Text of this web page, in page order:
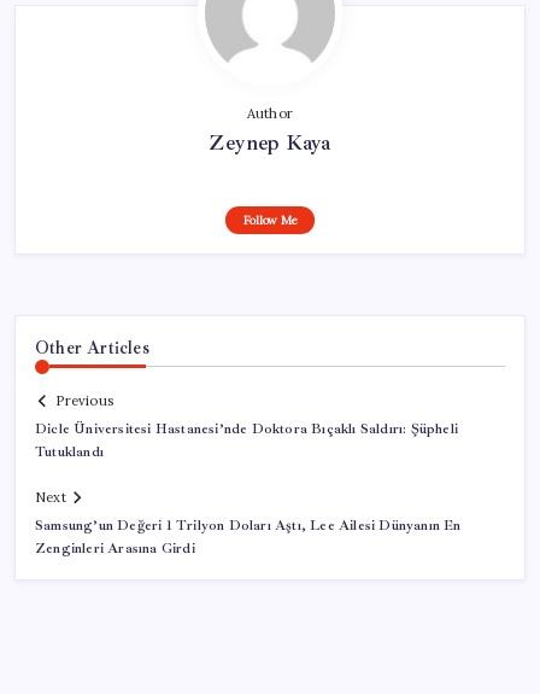
Author
Zeynep Kaya
Follow Me
Other Articles
Previous
Dicle Üniversitesi Hastanesi’nde Doktora Bıçaklı Saldırı: Şüpheli
Tutuklandı
Next
Samsung’un Değeri 1 Trilyon Doları Aştı, Lee Ailesi Dünyanın En
Zenginleri Arasına Girdi